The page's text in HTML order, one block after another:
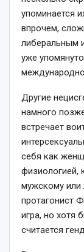
упоминается
впрочем,
либеральным
уже
Другие
намного
встречает
себя как
физиологией,
мужскому или
протагонист
игра, но хотя
считается